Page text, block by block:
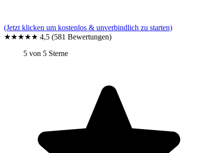
(Jetzt klicken um kostenlos & unverbindlich zu starten)
★★★★★ 4,5 (581 Bewertungen)
5 von 5 Sterne